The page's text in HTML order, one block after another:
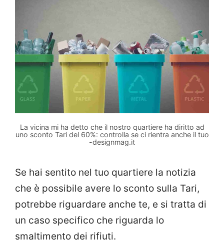
La vicina mi ha detto che il nostro quartiere ha diritto ad
uno sconto Tari del 60%: controlla se ci rientra anche il tuo
-designmag.it
Se hai sentito nel tuo quartiere la notizia
che è possibile avere lo sconto sulla Tari,
potrebbe riguardare anche te, e si tratta di
un caso specifico che riguarda lo
smaltimento dei rifiuti.